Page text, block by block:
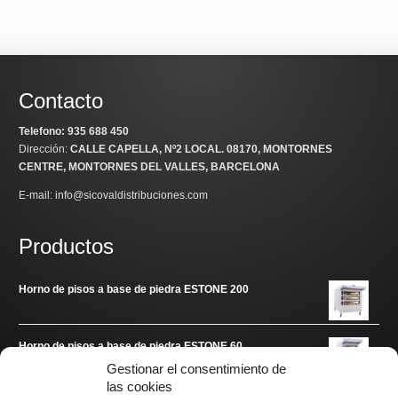
Gestionar el consentimiento de
las cookies
Contacto
Telefono: 935 688 450
Dirección:CALLE CAPELLA, Nº2 LOCAL. 08170, MONTORNES
CENTRE, MONTORNES DEL VALLES, BARCELONA
E-mail: info@sicovaldistribuciones.com
Productos
Horno de pisos a base de piedra ESTONE 200
Horno de pisos a base de piedra ESTONE 60